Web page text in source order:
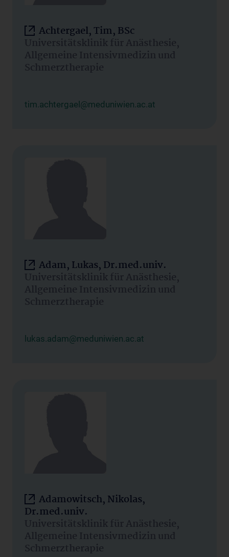
Achtergael, Tim, BSc
Universitätsklinik für Anästhesie,
Allgemeine Intensivmedizin und
Schmerztherapie
tim.achtergael@meduniwien.ac.at
Adam, Lukas, Dr.med.univ.
Universitätsklinik für Anästhesie,
Allgemeine Intensivmedizin und
Schmerztherapie
lukas.adam@meduniwien.ac.at
Adamowitsch, Nikolas,
Dr.med.univ.
Universitätsklinik für Anästhesie,
Allgemeine Intensivmedizin und
Schmerztherapie